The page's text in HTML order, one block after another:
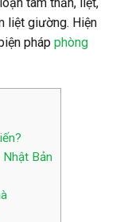
liệt giường. Hiện
pháp phòng
Bản